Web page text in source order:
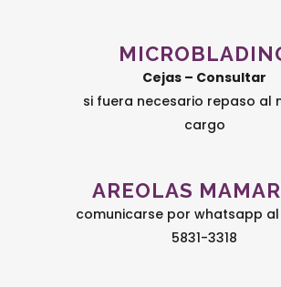
Cejas – Consultar
si fuera necesario repaso al
cargo
AREOLAS
comunicarse por whatsapp al
5831-3318